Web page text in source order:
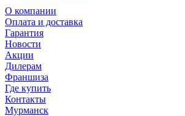
О компании
Оплата и доставка
Гарантия
Новости
Акции
Дилерам
Франшиза
Где купить
Контакты
Мурманск